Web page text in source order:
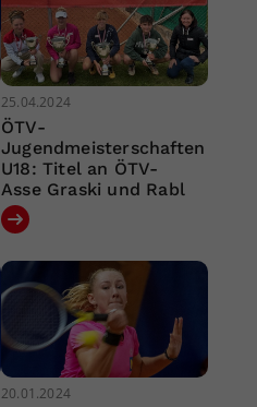
25.04.2024
ÖTV-
Jugendmeisterschaften
U18: Titel an ÖTV-
Asse Graski und Rabl
20.01.2024